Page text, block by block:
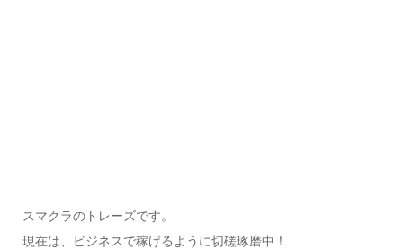
スマクラのトレーズです。
現在は、ビジネスで稼げるように切磋琢磨中！